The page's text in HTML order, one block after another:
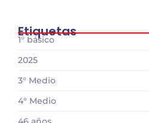
Etiquetas
1° básico
2025
3° Medio
4° Medio